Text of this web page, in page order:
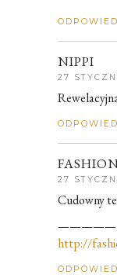
NIPPI
27
27
Cudowny
http://